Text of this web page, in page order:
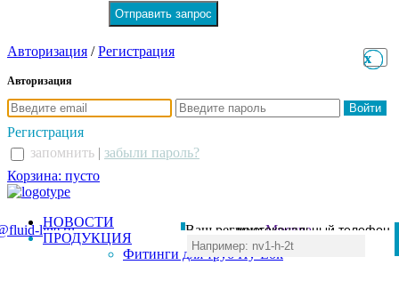
Авторизация /Регистрация x
x
Авторизация
Регистрация
запомнить | забыли пароль?
Корзина: пусто
line.ru многоканальный телефон
+7 (495) 984-41-00
Ваш регион:Москва
НОВОСТИ
ПРОДУКЦИЯ
Фитинги для труб Hy-Lok